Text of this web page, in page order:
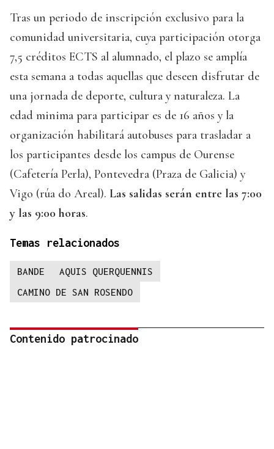
Tras un periodo de inscripción exclusivo para la
comunidad universitaria, cuya participación otorga
7,5 créditos ECTS al alumnado, el plazo se amplía
esta semana a todas aquellas que deseen disfrutar de
una jornada de deporte, cultura y naturaleza. La
edad minima para participar es de 16 años y la
organización habilitará autobuses para trasladar a
los participantes desde los campus de Ourense
(Cafetería Perla), Pontevedra (Praza de Galicia) y
Vigo (rúa do Areal). Las salidas serán entre las 7:00
y las 9:00 horas.
Temas relacionados
BANDE
AQUIS QUERQUENNIS
CAMINO DE SAN ROSENDO
Contenido patrocinado